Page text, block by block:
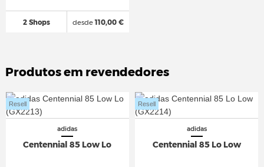
2 Shops desde110,00 €
Produtos em revendedores
adidas
Centennial 85 Low Lo
Resell
adidas
Centennial 85 Lo Low
Resell